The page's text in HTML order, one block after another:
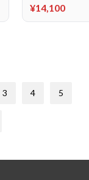
¥14,100
3 4 5